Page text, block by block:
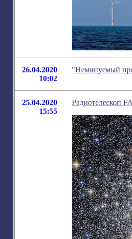
26.04.2020
10:02
"Неминуемый
25.04.2020
15:55
Радиотелескоп